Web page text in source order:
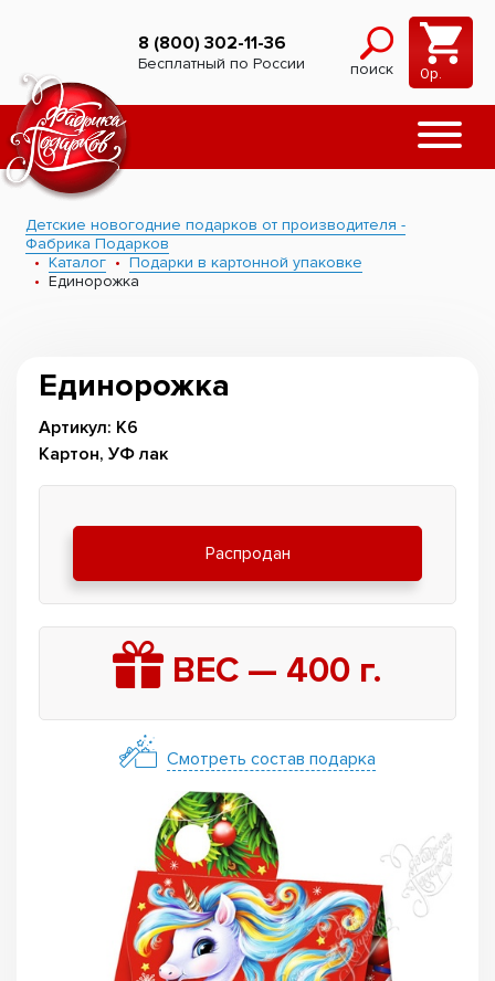
8 (800) 302-11-36
Бесплатный по России поиск 0р.
Детские новогодние подарков от производителя -
Фабрика Подарков
Каталог
Подарки в картонной упаковке
Единорожка
Единорожка
Артикул: К6
Картон, УФ лак
Распродан
ВЕС — 400 г.
Смотреть состав подарка